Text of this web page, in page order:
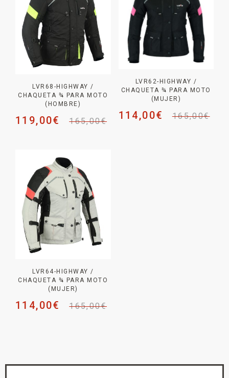
LVR68-HIGHWAY /
CHAQUETA ¾ PARA MOTO
(HOMBRE)
165,00€
119,00€
LVR62-HIGHWAY /
CHAQUETA ¾ PARA MOTO
(MUJER)
165,00€
114,00€
LVR64-HIGHWAY /
CHAQUETA ¾ PARA MOTO
(MUJER)
165,00€
114,00€